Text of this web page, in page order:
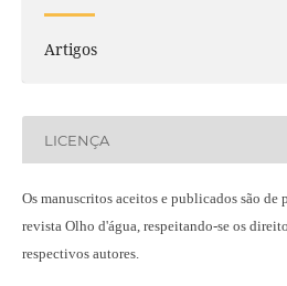
Artigos
LICENÇA
Os manuscritos aceitos e publicados são
revista Olho d'água, respeitando-se os
respectivos autores.